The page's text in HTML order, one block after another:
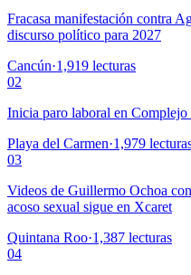
Fracasa manifestación contra
discurso político para 2027
Cancún·1,919 lecturas
02
Inicia paro laboral en
Playa del Carmen·1,979
03
Videos de Guillermo Ochoa
acoso sexual sigue en Xcaret
Quintana Roo·1,387 lecturas
04